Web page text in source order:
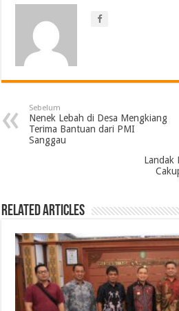
Sebelum
Nenek Lebah di Desa Mengkiang
Terima Bantuan dari PMI
Sanggau
Landak
Related Articles